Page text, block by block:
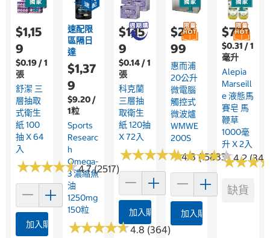
$1,15
9
$0.19 / 1
張
舒潔 三
層抽取
式衛生
紙 100
抽 X 64
入
★★★★★
★★★★★4.7 (2517)
加入購物車
速配限
區隔日
達
$1,37
9
$9.20 /
1粒
Sports
Researc
H
Omega-
3 濃縮魚
油
1250mg
150粒
★★★★★
★★★★★4.8 (364)
$1,15
9
$0.14 / 1
張
科克蘭
三層抽
取衛生
紙 120抽
X 72入
★★★★★
★★★★★4.8 (15833)
加入購物車
$2,4
99
惠而浦
20公升
微電腦
觸控式
微波爐
WMWE
200S
★★★★★
★★★★★4.2
加入購物車
$779
$0.31 / 1
毫升
Alepia
Marseill
E 液態馬
賽皂 馬
鞭草
1000毫
升 X 2入
★★★
★★★
缺貨